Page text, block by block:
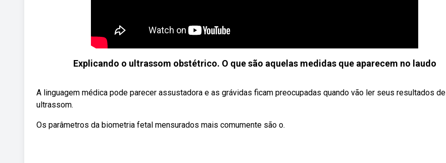
Explicando o ultrassom obstétrico. O que são aquelas medidas que aparecem no laudo
A linguagem médica pode parecer assustadora e as grávidas ficam preocupadas quando vão ler seus resultados de
ultrassom.
Os parâmetros da biometria fetal mensurados mais comumente são o.